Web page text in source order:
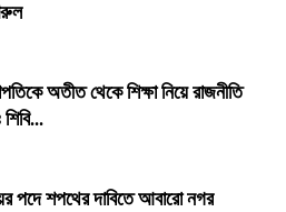
অতীত থেকে শিক্ষা নিয়ে রাজনীতি
শিবি...
পদে শপথের দাবিতে আবারো নগর